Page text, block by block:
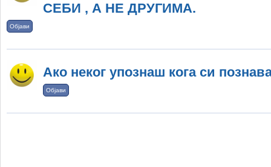
СЕБИ , А НЕ ДРУГИМА.
Објави
Ако неког упознаш кога си
Објави